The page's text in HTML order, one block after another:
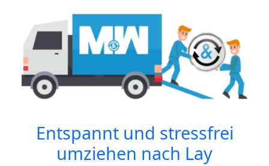
Entspannt und stressfrei
umziehen nach Lay